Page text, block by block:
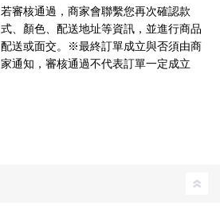
若審核通過，商家會聯繫您再次確認款
式、顏色、配送地址等資訊，並進行商品
配送或面交。※最終訂單成立與否須由商
家通知，審核通過不代表訂單一定成立